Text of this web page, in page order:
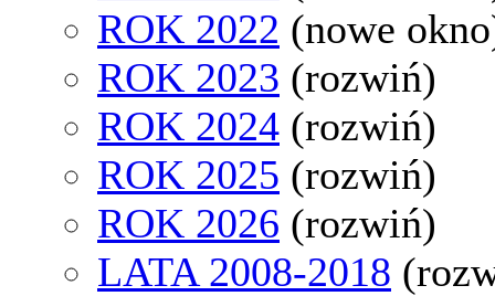
ROK 2022 (nowe
ROK 2023 (rozwiń)
ROK 2024 (rozwiń)
ROK 2025 (rozwiń)
ROK 2026 (rozwiń)
LATA 2008-2018